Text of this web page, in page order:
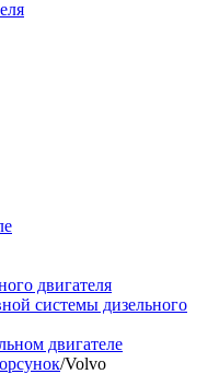
двигателя
системы дизельного
двигателе
/Volvo